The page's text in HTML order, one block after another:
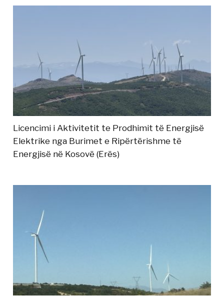
Licencimi i Aktivitetit te Prodhimit të Energjisë
Elektrike nga Burimet e Ripërtërishme të
Energjisë në Kosovë (Erës)